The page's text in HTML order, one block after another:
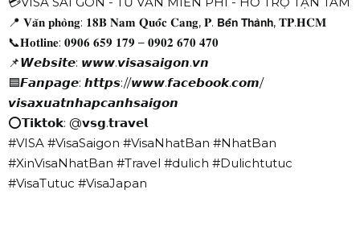
📍 𝐕𝐚̆𝐧 𝐩𝐡𝐨̀𝐧𝐠: 𝟏𝟖𝐁 𝐍𝐚𝐦 𝐐𝐮𝐨̂́𝐜 𝐂𝐚𝐧𝐠, 𝐏. 𝗕𝗲̂́𝗻 𝗧𝗵𝗮̀𝗻𝗵, 𝐓𝐏.𝐇𝐂𝐌
📞𝐇𝐨𝐭𝐥𝐢𝐧𝐞: 𝟎𝟗𝟎𝟔 𝟔𝟓𝟗 𝟏𝟕𝟗 – 𝟎𝟗𝟎𝟐 𝟔𝟕𝟎 𝟒𝟕𝟎
📌𝙒𝙚𝙗𝙨𝙞𝙩𝙚: 𝙬𝙬𝙬.𝙫𝙞𝙨𝙖𝙨𝙖𝙞𝙜𝙤𝙣.𝙫𝙣
🟦𝙁𝙖𝙣𝙥𝙖𝙜𝙚: 𝙝𝙩𝙩𝙥𝙨://𝙬𝙬𝙬.𝙛𝙖𝙘𝙚𝙗𝙤𝙤𝙠.𝙘𝙤𝙢/
𝙫𝙞𝙨𝙖𝙭𝙪𝙖𝙩𝙣𝙝𝙖𝙥𝙘𝙖𝙣𝙝𝙨𝙖𝙞𝙜𝙤𝙣
⭕𝗧𝗶𝗸𝘁𝗼𝗸: @𝘃𝘀𝗴.𝘁𝗿𝗮𝘃𝗲𝗹
#VISA #VisaSaigon #VisaNhatBan #NhatBan
#XinVisaNhatBan #Travel #dulich #Dulichtutuc
#VisaTutuc #VisaJapan